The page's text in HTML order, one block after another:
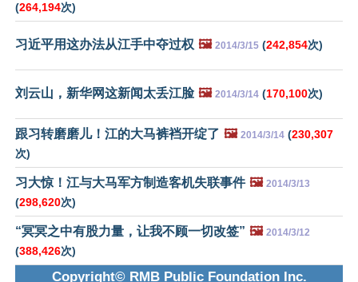
(264,194次)
习近平用这办法从江手中夺过权 🖼️ 2014/3/15 (242,854次)
刘云山，新华网这新闻太丢江脸 🖼️ 2014/3/14 (170,100次)
跟习转磨磨儿！江的大马裤裆开绽了 🖼️ 2014/3/14 (230,307
次)
习大惊！江与大马军方制造客机失联事件 🖼️ 2014/3/13
(298,620次)
“冥冥之中有股力量，让我不顾一切改签” 🖼️ 2014/3/12
(388,426次)
Copyright© RMB Public Foundation Inc.